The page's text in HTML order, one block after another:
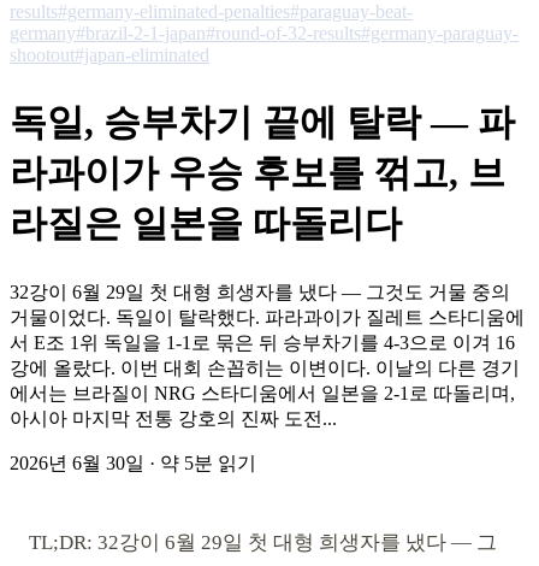
results#germany-eliminated-penalties#paraguay-beat-
germany#brazil-2-1-japan#round-of-32-results#germany-paraguay-
shootout#japan-eliminated
독일, 승부차기 끝에 탈락 — 파
라과이가 우승 후보를 꺾고, 브
라질은 일본을 따돌리다
32강이 6월 29일 첫 대형 희생자를 냈다 — 그것도 거물 중의
거물이었다. 독일이 탈락했다. 파라과이가 질레트 스타디움에
서 E조 1위 독일을 1-1로 묶은 뒤 승부차기를 4-3으로 이겨 16
강에 올랐다. 이번 대회 손꼽히는 이변이다. 이날의 다른 경기
에서는 브라질이 NRG 스타디움에서 일본을 2-1로 따돌리며,
아시아 마지막 전통 강호의 진짜 도전...
2026년 6월 30일 · 약 5분 읽기
TL;DR: 32강이 6월 29일 첫 대형 희생자를 냈다 — 그